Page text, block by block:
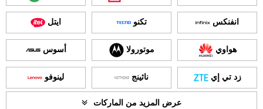
انفنكس تكنو ايتل
هواوي موتورولا أسوس
زد تي إي ناثينج لينوفو
عرض المزيد من الماركات